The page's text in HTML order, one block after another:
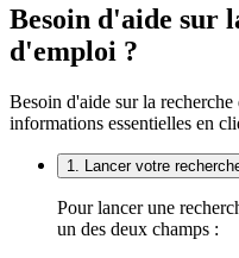
Besoin d'aide sur
d'emploi ?
Besoin d'aide sur la
informations essentielles en
1. Lancer votre
Pour lancer une
un des deux champs :